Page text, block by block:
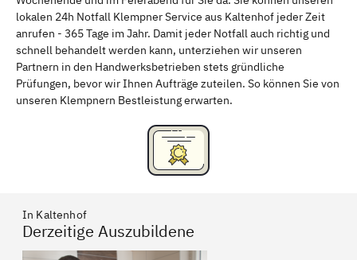
Schweinfurt Passau
Freising Rudelsdorf, Mittelfranken
lokalen 24h Notfall Klempner Service aus Kaltenhof jeder Zeit
anrufen - 365 Tage im Jahr. Damit jeder Notfall auch richtig und
schnell behandelt werden kann, unterziehen wir unseren
Partnern in den Handwerksbetrieben stets gründliche
Prüfungen, bevor wir Ihnen Aufträge zuteilen. So können Sie von
unseren Klempnern Bestleistung erwarten.
In Kaltenhof
Derzeitige Auszubildene